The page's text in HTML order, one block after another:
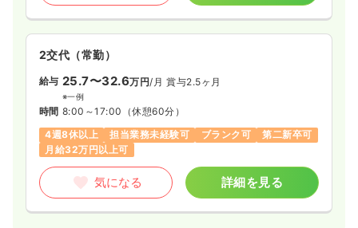
2交代（常勤）
給与 25.7〜32.6万円/月 賞与2.5ヶ月
※一例
時間 8:00～17:00 （休憩60分）
4週8休以上
担当業務未経験可 ブランク可
第二新卒可
月給32万円以上可
気になる 詳細を見る